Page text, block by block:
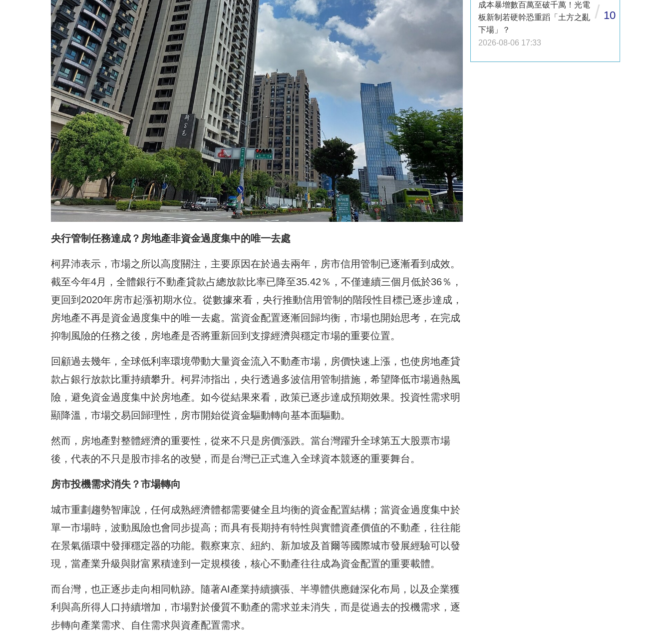
央行管制任務達成？房地產非資金過度集中的唯一去處
柯昇沛表示，市場之所以高度關注，主要原因在於過去兩年，房市信用管制已逐漸看到成效。
截至今年4月，全體銀行不動產貸款占總放款比率已降至35.42％，不僅連續三個月低於36％，
更回到2020年房市起漲初期水位。從數據來看，央行推動信用管制的階段性目標已逐步達成，
房地產不再是資金過度集中的唯一去處。當資金配置逐漸回歸均衡，市場也開始思考，在完成
抑制風險的任務之後，房地產是否將重新回到支撐經濟與穩定市場的重要位置。
回顧過去幾年，全球低利率環境帶動大量資金流入不動產市場，房價快速上漲，也使房地產貸
款占銀行放款比重持續攀升。柯昇沛指出，央行透過多波信用管制措施，希望降低市場過熱風
險，避免資金過度集中於房地產。如今從結果來看，政策已逐步達成預期效果。投資性需求明
顯降溫，市場交易回歸理性，房市開始從資金驅動轉向基本面驅動。
然而，房地產對整體經濟的重要性，從來不只是房價漲跌。當台灣躍升全球第五大股票市場
後，代表的不只是股市排名的改變，而是台灣已正式進入全球資本競逐的重要舞台。
房市投機需求消失？市場轉向
城市重劃趨勢智庫說，任何成熟經濟體都需要健全且均衡的資金配置結構；當資金過度集中於
單一市場時，波動風險也會同步提高；而具有長期持有特性與實體資產價值的不動產，往往能
在景氣循環中發揮穩定器的功能。觀察東京、紐約、新加坡及首爾等國際城市發展經驗可以發
現，當產業升級與財富累積達到一定規模後，核心不動產往往成為資金配置的重要載體。
而台灣，也正逐步走向相同軌跡。隨著AI產業持續擴張、半導體供應鏈深化布局，以及企業獲
利與高所得人口持續增加，市場對於優質不動產的需求並未消失，而是從過去的投機需求，逐
步轉向產業需求、自住需求與資產配置需求。
成本暴增數百萬至破千萬！光電
板新制若硬幹恐重蹈「土方之亂
下場」？
2026-08-06 17:33
/ 10